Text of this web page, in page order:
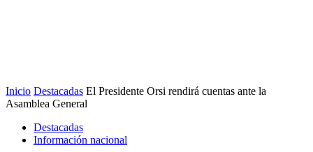
Inicio Destacadas El Presidente Orsi rendirá cuentas ante la
Asamblea General
Destacadas
Información nacional